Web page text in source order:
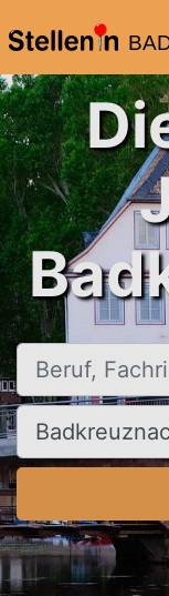
Beruf,
Ort, Stadt